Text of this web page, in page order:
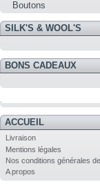
Boutons
SILK'S & WOOL'S
BONS CADEAUX
ACCUEIL
Livraison
Mentions légales
Nos conditions générales
A propos